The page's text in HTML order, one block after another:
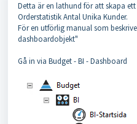
Detta är en lathund för att skapa
Orderstatistik Antal Unika Kunder.
För en utförlig manual som
dashboardobjekt"
Gå in via Budget - BI - Dashboard